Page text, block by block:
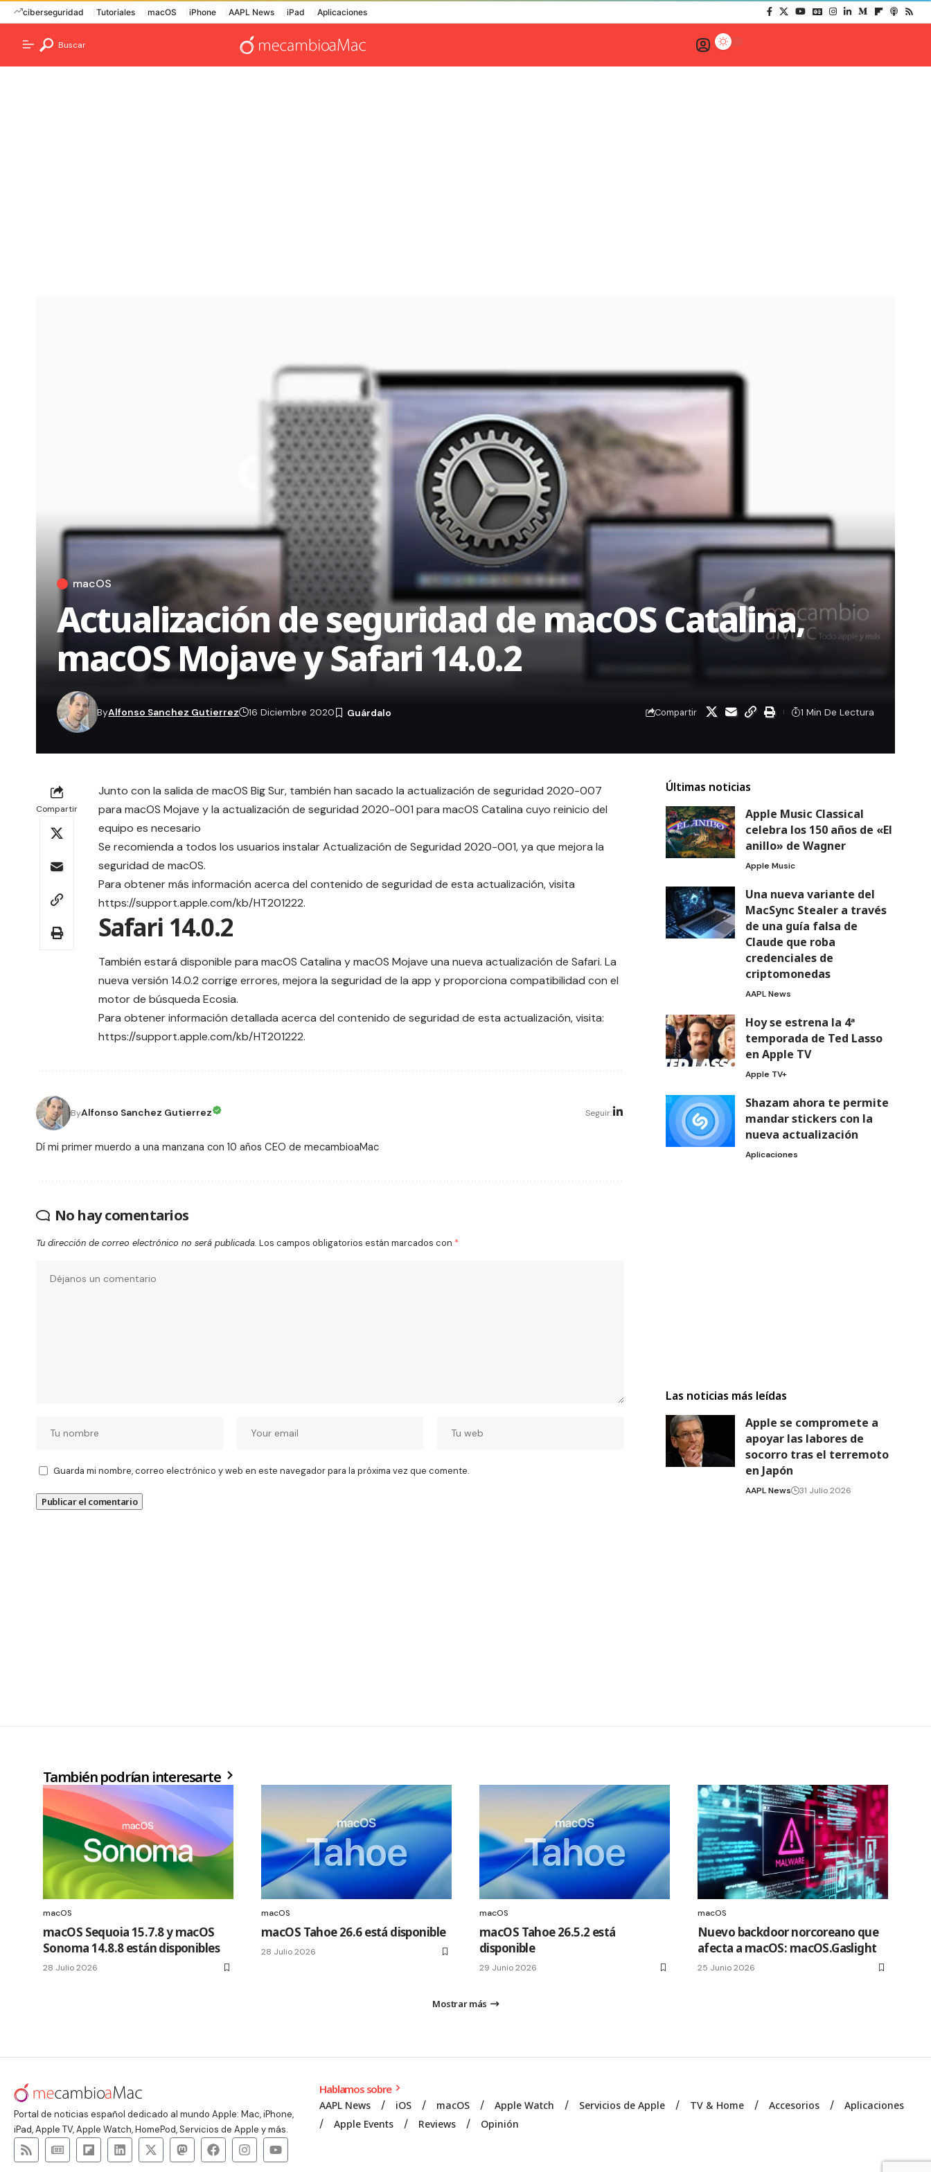
ciberseguridad Tutoriales macOS iPhone AAPL News iPad Aplicaciones
Buscar
macOS
Actualización de seguridad de macOS Catalina,
macOS Mojave y Safari 14.0.2
ByAlfonso Sanchez Gutierrez 16 Diciembre 2020 Compartir 1 Min De Lectura
Compartir
Junto con la salida de macOS Big Sur, también han sacado la actualización de seguridad 2020-007
para macOS Mojave y la actualización de seguridad 2020-001 para macOS Catalina cuyo reinicio del
equipo es necesario
Se recomienda a todos los usuarios instalar Actualización de Seguridad 2020-001, ya que mejora la
seguridad de macOS.
Para obtener más información acerca del contenido de seguridad de esta actualización, visita
https://support.apple.com/kb/HT201222.
Safari 14.0.2
También estará disponible para macOS Catalina y macOS Mojave una nueva actualización de Safari. La
nueva versión 14.0.2 corrige errores, mejora la seguridad de la app y proporciona compatibilidad con el
motor de búsqueda Ecosia.
Para obtener información detallada acerca del contenido de seguridad de esta actualización, visita:
https://support.apple.com/kb/HT201222.
ByAlfonso Sanchez Gutierrez Seguir:
Dí mi primer muerdo a una manzana con 10 años CEO de mecambioaMac
No hay comentarios
Tu dirección de correo electrónico no será publicada. Los campos obligatorios están marcados con *
Guarda mi nombre, correo electrónico y web en este navegador para la próxima vez que comente.
Últimas noticias
Apple Music Classical
celebra los 150 años de «El
anillo» de Wagner
Apple Music
Una nueva variante del
MacSync Stealer a través
de una guía falsa de
Claude que roba
credenciales de
criptomonedas
AAPL News
Hoy se estrena la 4ª
temporada de Ted Lasso
en Apple TV
Apple TV+
Shazam ahora te permite
mandar stickers con la
nueva actualización
Aplicaciones
Las noticias más leídas
Apple se compromete a
apoyar las labores de
socorro tras el terremoto
en Japón
AAPL News 31 Julio 2026
También podrían interesarte
macOS
macOS Sequoia 15.7.8 y macOS
Sonoma 14.8.8 están disponibles
28 Julio 2026
macOS
macOS Tahoe 26.6 está disponible
28 Julio 2026
macOS
macOS Tahoe 26.5.2 está
disponible
29 Junio 2026
macOS
Nuevo backdoor norcoreano que
afecta a macOS: macOS.Gaslight
25 Junio 2026
Mostrar más
Portal de noticias español dedicado al mundo Apple: Mac, iPhone,
iPad, Apple TV, Apple Watch, HomePod, Servicios de Apple y más.
Hablamos sobre
AAPL News iOS macOS Apple Watch Servicios de Apple TV & Home Accesorios
Aplicaciones
Apple Events
Reviews Opinión